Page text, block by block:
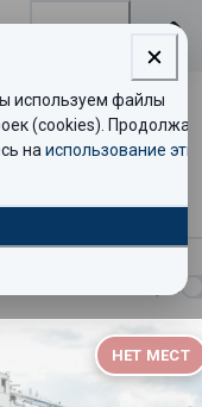
бесплатно"
Показать таблицей
НЕТ МЕСТ
используем файлы
(cookies). Продолжая
на использование